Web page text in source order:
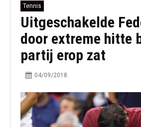
Tennis
Uitgeschakelde
door extreme hitte
partij erop zat
04/09/2018